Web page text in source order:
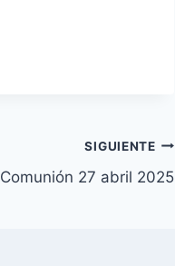
SIGUIENTE
Comunión 27 abril 2025